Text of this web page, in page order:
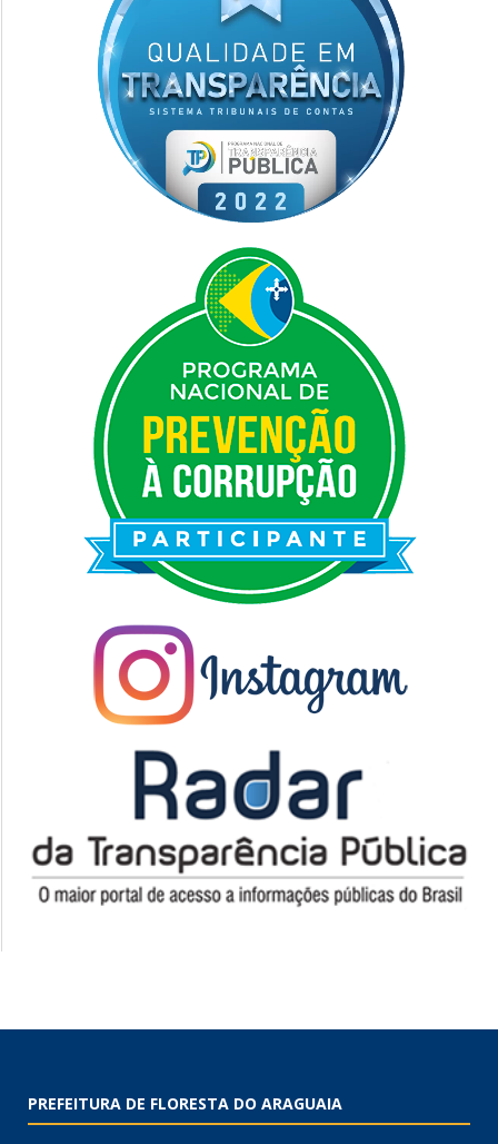
PREFEITURA DE FLORESTA DO ARAGUAIA